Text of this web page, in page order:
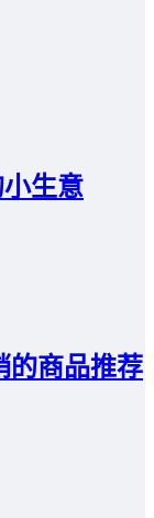
生意
的商品推荐